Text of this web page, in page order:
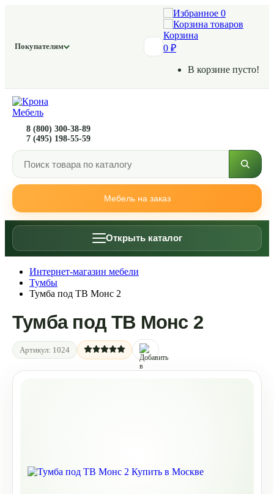
Покупателям
0
Корзина
0 ₽
В корзине пусто!
Мебель на заказ
8 (800) 300-38-89
7 (495) 198-55-59
Открыть каталог
Интернет-магазин мебели
Тумбы
Тумба под ТВ Монс 2
Тумба под ТВ Монс 2
Артикул: 1024